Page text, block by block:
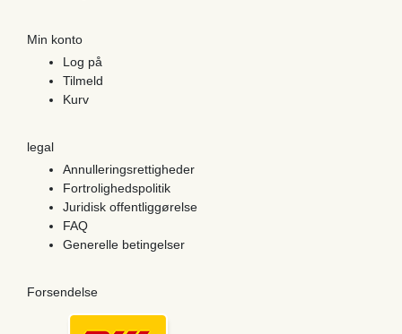
Min konto
Log på
Tilmeld
Kurv
legal
Annulleringsrettigheder
Fortrolighedspolitik
Juridisk offentliggørelse
FAQ
Generelle betingelser
Forsendelse